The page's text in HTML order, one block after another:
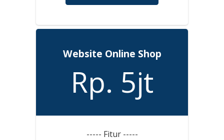
Website Online Shop
Rp. 5jt
----- Fitur -----